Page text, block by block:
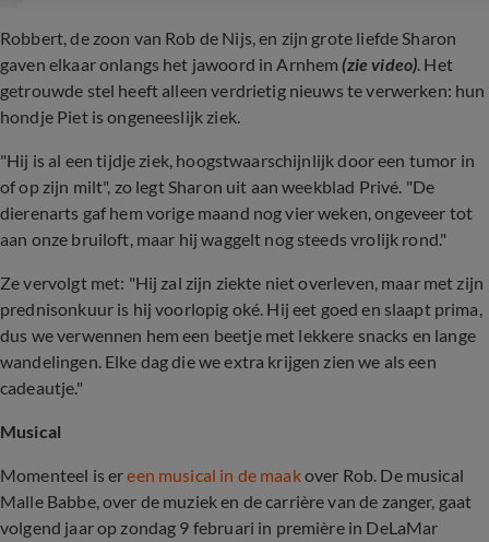
Robbert, de zoon van Rob de Nijs, en zijn grote liefde Sharon
gaven elkaar onlangs het jawoord in Arnhem(zie video). Het
getrouwde stel heeft alleen verdrietig nieuws te verwerken: hun
hondje Piet is ongeneeslijk ziek.
"Hij is al een tijdje ziek, hoogstwaarschijnlijk door een tumor in
of op zijn milt", zo legt Sharon uit aan weekblad Privé. "De
dierenarts gaf hem vorige maand nog vier weken, ongeveer tot
aan onze bruiloft, maar hij waggelt nog steeds vrolijk rond."
Ze vervolgt met: "Hij zal zijn ziekte niet overleven, maar met zijn
prednisonkuur is hij voorlopig oké. Hij eet goed en slaapt prima,
dus we verwennen hem een beetje met lekkere snacks en lange
wandelingen. Elke dag die we extra krijgen zien we als een
cadeautje."
Musical
Momenteel is ereen musical in de maakover Rob. De musical
Malle Babbe, over de muziek en de carrière van de zanger, gaat
volgend jaar op zondag 9 februari in première in DeLaMar